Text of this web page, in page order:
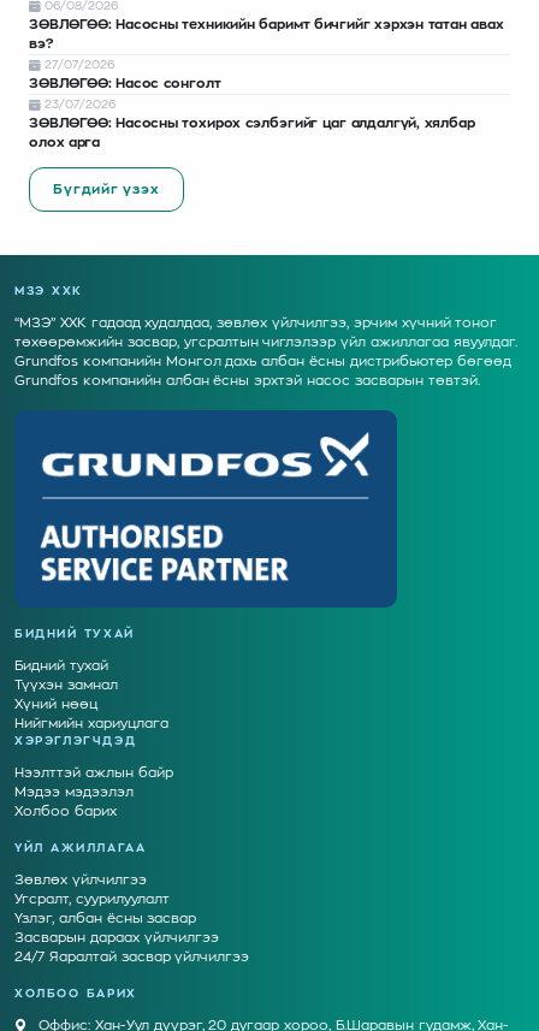
06/08/2026
ЗӨВЛӨГӨӨ: Насосны техникийн баримт бичгийг хэрхэн татан авах
вэ?
27/07/2026
ЗӨВЛӨГӨӨ: Насос сонголт
23/07/2026
ЗӨВЛӨГӨӨ: Насосны тохирох сэлбэгийг цаг алдалгүй, хялбар
олох арга
Бүгдийг үзэх
МЗЭ ХХК
“МЗЭ” ХХК гадаад худалдаа, зөвлөх үйлчилгээ, эрчим хүчний тоног
төхөөрөмжийн засвар, угсралтын чиглэлээр үйл ажиллагаа явуулдаг.
Grundfos компанийн Монгол дахь албан ёсны дистрибьютер бөгөөд
Grundfos компанийн албан ёсны эрхтэй насос засварын төвтэй.
БИДНИЙ ТУХАЙ
Бидний тухай
Түүхэн замнал
Хүний нөөц
Нийгмийн хариуцлага
ХЭРЭГЛЭГЧДЭД
Нээлттэй ажлын байр
Мэдээ мэдээлэл
Холбоо барих
ҮЙЛ АЖИЛЛАГАА
Зөвлөх үйлчилгээ
Угсралт, суурилуулалт
Үзлэг, албан ёсны засвар
Засварын дараах үйлчилгээ
24/7 Яаралтай засвар үйлчилгээ
ХОЛБОО БАРИХ
Оффис: Хан-Уул дүүрэг, 20 дугаар хороо, Б.Шаравын гудамж, Хан-